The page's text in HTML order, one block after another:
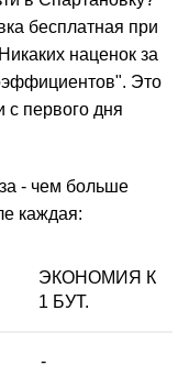
бесплатная при
наценок за
Это
с первого дня
- чем больше
каждая:
ЭКОНОМИЯ К
1 БУТ.
-